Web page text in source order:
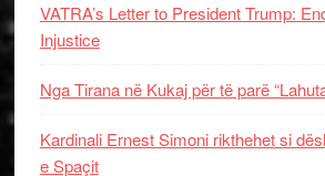
VATRA’s Letter to President Trump:
Injustice
Nga Tirana në Kukaj për të parë
Kardinali Ernest Simoni rikthehet si
e Spaçit